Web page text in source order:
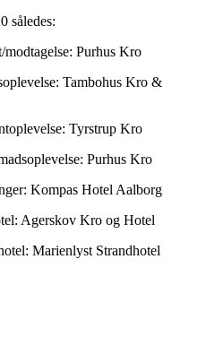
således:
Purhus Kro
Tambohus Kro &
Tyrstrup Kro
Purhus Kro
Hotel Aalborg
Kro og Hotel
Strandhotel